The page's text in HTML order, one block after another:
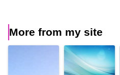
More from my site